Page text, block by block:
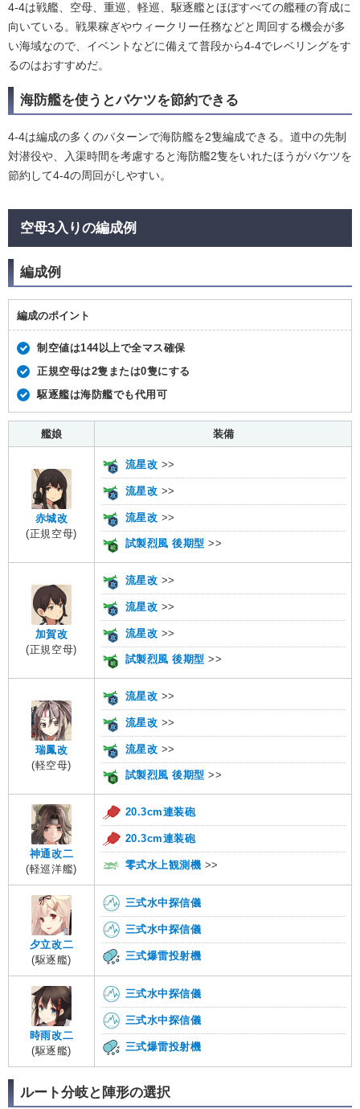
4-4は戦艦、空母、重巡、軽巡、駆逐艦とほぼすべての艦種の育成に
向いている。戦果稼ぎやウィークリー任務などと周回する機会が多
い海域なので、イベントなどに備えて普段から4-4でレベリングをす
るのはおすすめだ。
海防艦を使うとバケツを節約できる
4-4は編成の多くのパターンで海防艦を2隻編成できる。道中の先制
対潜役や、入渠時間を考慮すると海防艦2隻をいれたほうがバケツを
節約して4-4の周回がしやすい。
空母3入りの編成例
編成例
編成のポイント
制空値は144以上で全マス確保
正規空母は2隻または0隻にする
駆逐艦は海防艦でも代用可
艦娘 装備
赤城改
(正規空母)
流星改 >>
流星改 >>
流星改 >>
試製烈風 後期型 >>
加賀改
(正規空母)
流星改 >>
流星改 >>
流星改 >>
試製烈風 後期型 >>
瑞鳳改
(軽空母)
流星改 >>
流星改 >>
流星改 >>
試製烈風 後期型 >>
神通改二
(軽巡洋艦)
20.3cm連装砲
20.3cm連装砲
零式水上観測機 >>
夕立改二
(駆逐艦)
三式水中探信儀
三式水中探信儀
三式爆雷投射機
時雨改二
(駆逐艦)
三式水中探信儀
三式水中探信儀
三式爆雷投射機
ルート分岐と陣形の選択